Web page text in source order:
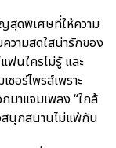
สุดพิเศษที่ให้ความ
วามสดใสน่ารักของ
ฟนใครไม่รู้ และ
ซอร์ไพรส์เพราะ
มาแจมเพลง “ใกล้
สนุกสนานไม่แพ้กัน